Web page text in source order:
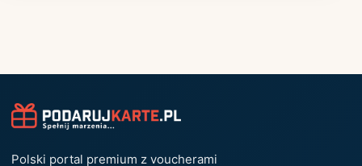
Polski portal premium z voucherami